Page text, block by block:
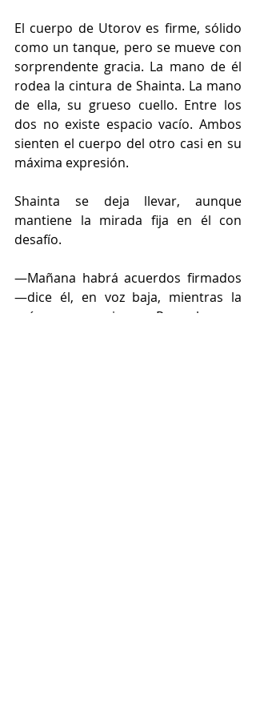
El cuerpo de Utorov es firme, sólido
como un tanque, pero se mueve con
sorprendente gracia. La mano de él
rodea la cintura de Shainta. La mano
de ella, su grueso cuello. Entre los
dos no existe espacio vacío. Ambos
sienten el cuerpo del otro casi en su
máxima expresión.
Shainta se deja llevar, aunque
mantiene la mirada fija en él con
desafío.
—Mañana habrá acuerdos firmados
—dice él, en voz baja, mientras la
guía en un giro—. Pero lo que